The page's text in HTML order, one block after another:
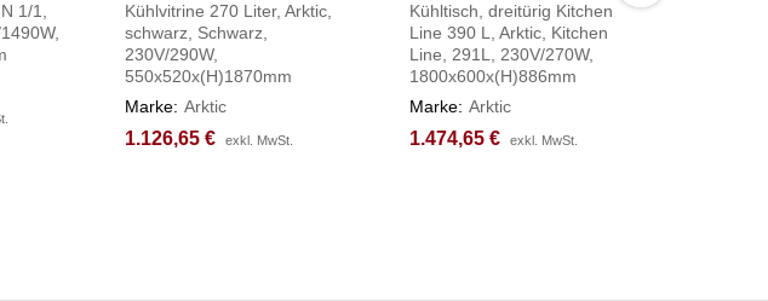
1/1,
Kühlvitrine 270 Liter, Arktic,
schwarz, Schwarz,
230V/290W,
550x520x(H)1870mm
Marke: Arktic
1.126,65 € exkl. MwSt.
1.126,65 € exkl. MwSt.
Kühltisch, dreitürig Kitchen
Line 390 L, Arktic, Kitchen
Line, 291L, 230V/270W,
1800x600x(H)886mm
Marke: Arktic
1.474,65 € exkl. MwSt.
1.474,65 € exkl. MwSt.